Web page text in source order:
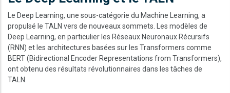
Le Deep Learning, une sous-catégorie du Machine Learning, a
propulsé le TALN vers de nouveaux sommets. Les modèles de
Deep Learning, en particulier les Réseaux Neuronaux Récursifs
(RNN) et les architectures basées sur les Transformers comme
BERT (Bidirectional Encoder Representations from Transformers),
ont obtenu des résultats révolutionnaires dans les tâches de
TALN.